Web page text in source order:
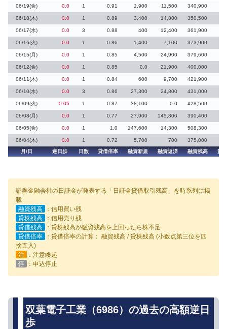
06/19(金) 0.0 1 0.91 1,900 11,500 340,900
06/18(木) 0.0 1 0.89 3,400 14,800 350,500
06/17(水) 0.0 3 0.88 400 12,400 361,900
06/16(火) 0.0 1 0.86 1,400 7,100 373,900
06/15(月) 0.0 1 0.85 4,500 24,900 379,600
06/12(金) 0.0 1 0.85 0.0 21,900 400,000
06/11(木) 0.0 1 0.84 600 9,700 421,900
06/10(水) 0.0 3 0.86 27,300 24,800 431,000
06/09(火) 0.05 1 0.87 38,100 0.0 428,500
06/08(月) 0.0 1 0.77 27,900 145,800 390,400
06/05(金) 0.0 1 1.0 147,600 14,300 508,300
06/04(木) 0.0 1 0.72 5,700 700
375,000
月/日
逆日歩 日数 貸借倍率 融資新規 融資返済 融資残高 貸
証券金融会社の日証金が発表する「日証金貸借取引残高」を時系列に掲
載
融資残高
：信用買い残
貸株残高
：信用売り残
貸借残高
：貸株残高が融資残高を上回ったら株不足
貸借倍率
：貸借倍率の計算： 融資残高 / 貸株残高 (小数点第三位を四
捨五入)
注
：注意喚起
停
：申込停止
双葉電子工業（6986）の過去の高額逆日
歩